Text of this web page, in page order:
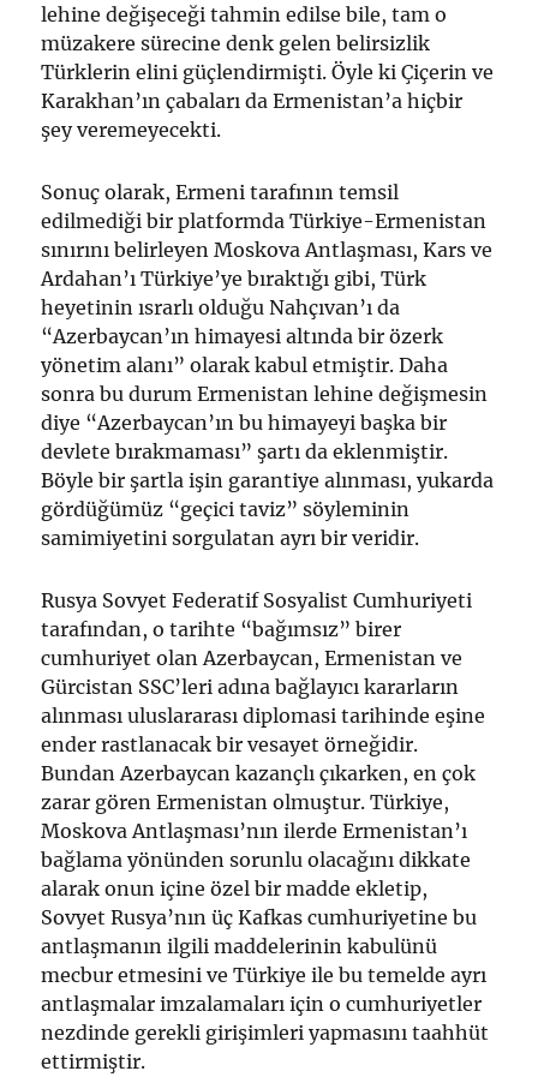
lehine değişeceği tahmin edilse bile, tam o
müzakere sürecine denk gelen belirsizlik
Türklerin elini güçlendirmişti. Öyle ki Çiçerin ve
Karakhan’ın çabaları da Ermenistan’a hiçbir
şey veremeyecekti.
Sonuç olarak, Ermeni tarafının temsil
edilmediği bir platformda Türkiye-Ermenistan
sınırını belirleyen Moskova Antlaşması, Kars ve
Ardahan’ı Türkiye’ye bıraktığı gibi, Türk
heyetinin ısrarlı olduğu Nahçıvan’ı da
“Azerbaycan’ın himayesi altında bir özerk
yönetim alanı” olarak kabul etmiştir. Daha
sonra bu durum Ermenistan lehine değişmesin
diye “Azerbaycan’ın bu himayeyi başka bir
devlete bırakmaması” şartı da eklenmiştir.
Böyle bir şartla işin garantiye alınması, yukarda
gördüğümüz “geçici taviz” söyleminin
samimiyetini sorgulatan ayrı bir veridir.
Rusya Sovyet Federatif Sosyalist Cumhuriyeti
tarafından, o tarihte “bağımsız” birer
cumhuriyet olan Azerbaycan, Ermenistan ve
Gürcistan SSC’leri adına bağlayıcı kararların
alınması uluslararası diplomasi tarihinde eşine
ender rastlanacak bir vesayet örneğidir.
Bundan Azerbaycan kazançlı çıkarken, en çok
zarar gören Ermenistan olmuştur. Türkiye,
Moskova Antlaşması’nın ilerde Ermenistan’ı
bağlama yönünden sorunlu olacağını dikkate
alarak onun içine özel bir madde ekletip,
Sovyet Rusya’nın üç Kafkas cumhuriyetine bu
antlaşmanın ilgili maddelerinin kabulünü
mecbur etmesini ve Türkiye ile bu temelde ayrı
antlaşmalar imzalamaları için o cumhuriyetler
nezdinde gerekli girişimleri yapmasını taahhüt
ettirmiştir.